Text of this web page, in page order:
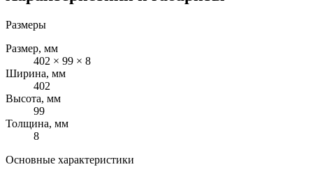
Размеры
Размер, мм
402 × 99 × 8
Ширина, мм
402
Высота, мм
99
Толщина, мм
8
Основные характеристики